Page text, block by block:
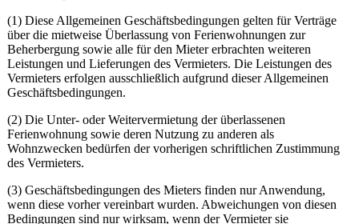
(1) Diese Allgemeinen Geschäftsbedingungen gelten für Verträge
über die mietweise Überlassung von Ferienwohnungen zur
Beherbergung sowie alle für den Mieter erbrachten weiteren
Leistungen und Lieferungen des Vermieters. Die Leistungen des
Vermieters erfolgen ausschließlich aufgrund dieser Allgemeinen
Geschäftsbedingungen.
(2) Die Unter- oder Weitervermietung der überlassenen
Ferienwohnung sowie deren Nutzung zu anderen als
Wohnzwecken bedürfen der vorherigen schriftlichen Zustimmung
des Vermieters.
(3) Geschäftsbedingungen des Mieters finden nur Anwendung,
wenn diese vorher vereinbart wurden. Abweichungen von diesen
Bedingungen sind nur wirksam, wenn der Vermieter sie